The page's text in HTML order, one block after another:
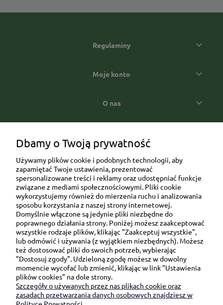
Regulaminy
Moje konto
O nas
Ul. Brukowa 6/8 lok. 57/58
91-341 Łódź
NIP: 6751510615
SKONTAKTUJ SIĘ Z NAMI:
sklep@be-happygifts.com
+48 690 172 872
Dbamy o Twoją prywatność
Używamy plików cookie i podobnych technologii, aby
zapamiętać Twoje ustawienia, prezentować
spersonalizowane treści i reklamy oraz udostępniać funkcje
związane z mediami społecznościowymi. Pliki cookie
wykorzystujemy również do mierzenia ruchu i analizowania
sposobu korzystania z naszej strony internetowej.
Domyślnie włączone są jedynie pliki niezbędne do
poprawnego działania strony. Poniżej możesz zaakceptować
wszystkie rodzaje plików, klikając "Zaakceptuj wszystkie",
lub odmówić i używania (z wyjątkiem niezbędnych). Możesz
też dostosować pliki do swoich potrzeb, wybierając
"Dostosuj zgody". Udzieloną zgodę możesz w dowolny
momencie wycofać lub zmienić, klikając w link "Ustawienia
plików cookies" na dole strony.
Szczegóły o używanych przez nas plikach cookie oraz
zasadach przetwarzania danych osobowych znajdziesz w